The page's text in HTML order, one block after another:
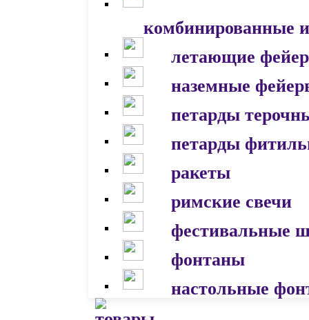
комбинированные
летающие
наземные
петарды
петарды
ракеты
римские свечи
фестивальные
фонтаны
настольные